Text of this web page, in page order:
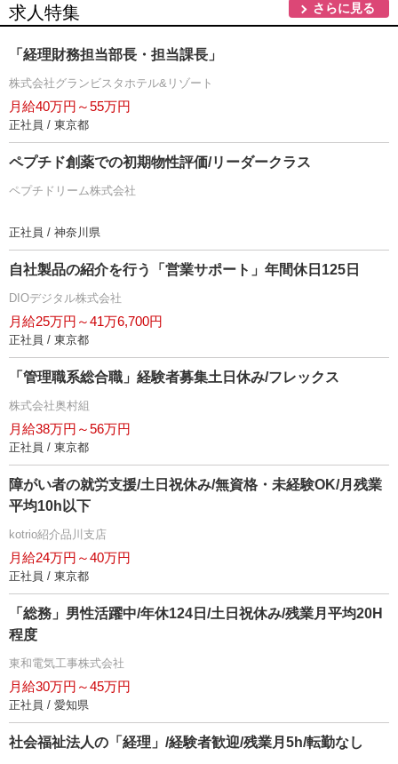
求人特集 さらに見る
「経理財務担当部長・担当課長」
株式会社グランビスタホテル&リゾート
月給40万円～55万円
正社員 / 東京都
ペプチド創薬での初期物性評価/リーダークラス
ペプチドリーム株式会社
正社員 / 神奈川県
自社製品の紹介を行う「営業サポート」年間休日125日
DIOデジタル株式会社
月給25万円～41万6,700円
正社員 / 東京都
「管理職系総合職」経験者募集土日休み/フレックス
株式会社奥村組
月給38万円～56万円
正社員 / 東京都
障がい者の就労支援/土日祝休み/無資格・未経験OK/月残業
平均10h以下
kotrio紹介品川支店
月給24万円～40万円
正社員 / 東京都
「総務」男性活躍中/年休124日/土日祝休み/残業月平均20H
程度
東和電気工事株式会社
月給30万円～45万円
正社員 / 愛知県
社会福祉法人の「経理」/経験者歓迎/残業月5h/転勤なし